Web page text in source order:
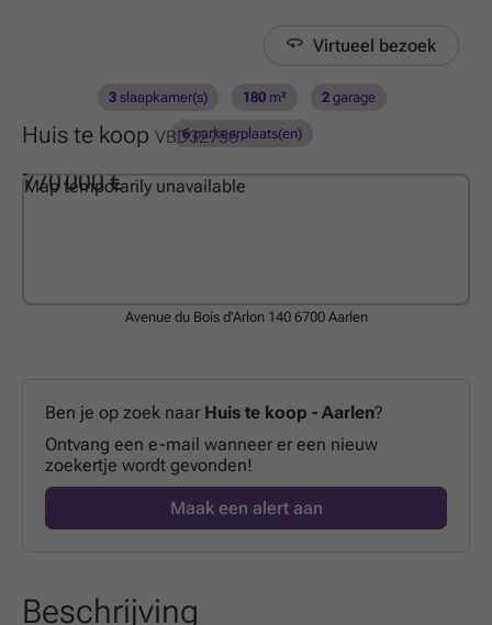
Huis te koop VBD32756
770 000 €
Virtueel bezoek
3slaapkamer(s) 180m² 2garage
6parkeerplaats(en)
Map temporarily unavailable
Avenue du Bois d'Arlon 140 6700 Aarlen
Ben je op zoek naar Huis te koop - Aarlen?
Ontvang een e-mail wanneer er een nieuw
zoekertje wordt gevonden!
Maak een alert aan
Beschrijving